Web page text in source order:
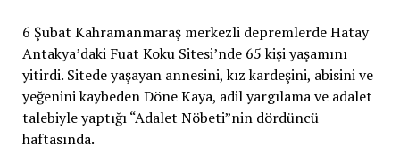
6 Şubat Kahramanmaraş merkezli depremlerde Hatay
Antakya’daki Fuat Koku Sitesi’nde 65 kişi yaşamını
yitirdi. Sitede yaşayan annesini, kız kardeşini, abisini ve
yeğenini kaybeden Döne Kaya, adil yargılama ve adalet
talebiyle yaptığı “Adalet Nöbeti”nin dördüncü
haftasında.